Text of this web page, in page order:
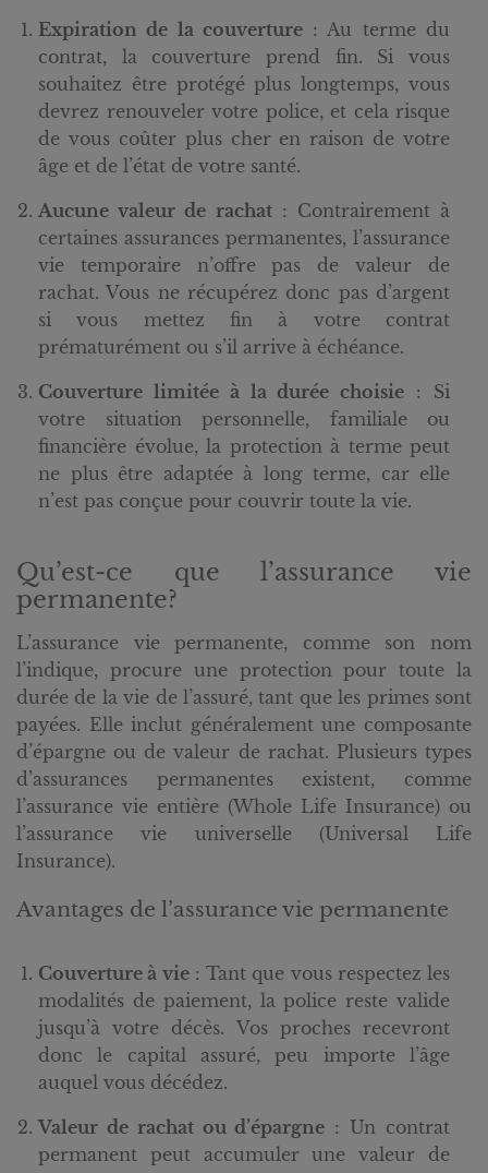
Expiration de la couverture: Au terme du
contrat, la couverture prend fin. Si vous
souhaitez être protégé plus longtemps, vous
devrez renouveler votre police, et cela risque
de vous coûter plus cher en raison de votre
âge et de l’état de votre santé.
Aucune valeur de rachat: Contrairement à
certaines assurances permanentes, l’assurance
vie temporaire n’offre pas de valeur de
rachat. Vous ne récupérez donc pas d’argent
si vous mettez fin à votre contrat
prématurément ou s’il arrive à échéance.
Couverture limitée à la durée choisie : Si
votre situation personnelle, familiale ou
financière évolue, la protection à terme peut
ne plus être adaptée à long terme, car elle
n’est pas conçue pour couvrir toute la vie.
Qu’est-ce que l’assurance vie
permanente?
L’assurance vie permanente, comme son nom
l’indique, procure une protection pour toute la
durée de la vie de l’assuré, tant que les primes sont
payées. Elle inclut généralement une composante
d’épargne ou de valeur de rachat. Plusieurs types
d’assurances permanentes existent, comme
l’assurance vie entière (Whole Life Insurance) ou
l’assurance vie universelle (Universal Life
Insurance).
Avantages de l’assurance vie permanente
Couverture à vie: Tant que vous respectez les
modalités de paiement, la police reste valide
jusqu’à votre décès. Vos proches recevront
donc le capital assuré, peu importe l’âge
auquel vous décédez.
Valeur de rachat ou d’épargne : Un contrat
permanent peut accumuler une valeur de